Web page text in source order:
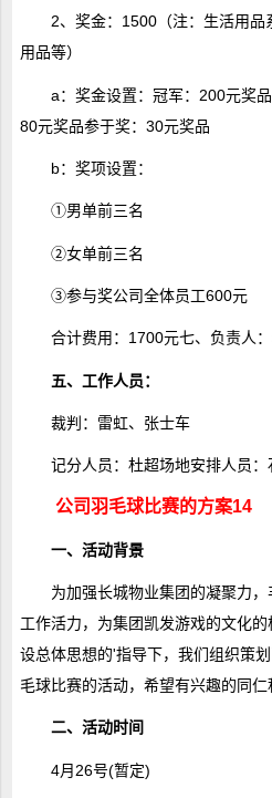
2、奖金：1500（注：生活用品
用品等）
a：奖金设置：冠军：200元奖
80元奖品参于奖：30元奖品
b：奖项设置：
①男单前三名
②女单前三名
③参与奖公司全体员工600元
合计费用：1700元七、负责人
五、工作人员：
裁判：雷虹、张士车
记分人员：杜超场地安排人员：
公司羽毛球比赛的方案14
一、活动背景
为加强长城物业集团的凝聚力
工作活力，为集团凯发游戏的文化
设总体思想的'指导下，我们组织策
毛球比赛的活动，希望有兴趣的同仁
二、活动时间
4月26号(暂定)